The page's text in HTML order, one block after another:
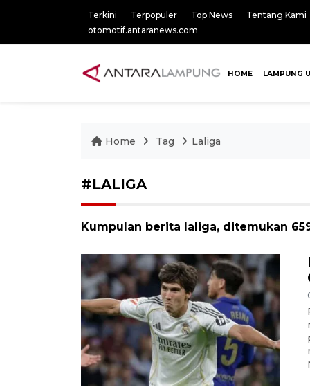
Terkini Terpopuler Top News
Tentang Kami
otomotif.antaranews.com
HOME LAMPUNG
Home Tag Laliga
#LALIGA
Kumpulan berita laliga, ditemukan